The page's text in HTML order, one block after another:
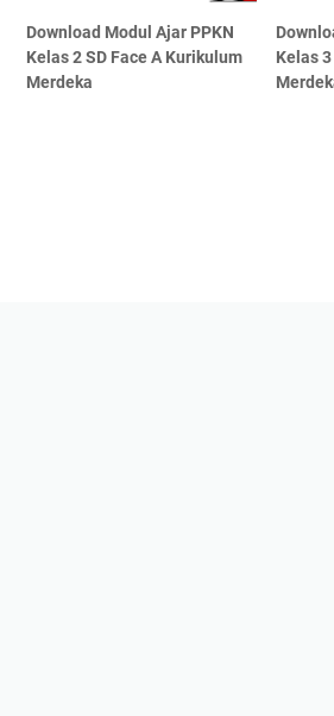
Download Modul Ajar PPKN
Kelas 2 SD Face A Kurikulum
Merdeka
Kelas